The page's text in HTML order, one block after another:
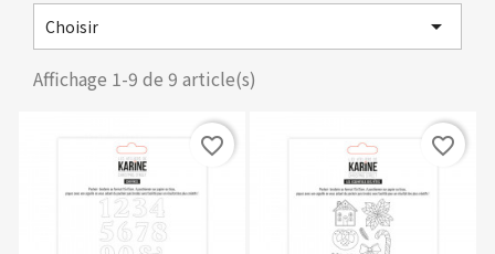
Choisir

Affichage 1-9 de 9 article(s)
favorite_border favorite_border